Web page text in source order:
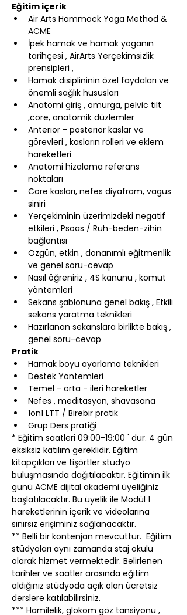
Eğitim içerik
Air Arts Hammock Yoga Method &
ACME
İpek hamak ve hamak yoganın
tarihçesi , AirArts Yerçekimsizlik
prensipleri ,
Hamak disiplininin özel faydaları ve
önemli sağlık hususları
Anatomi giriş , omurga, pelvic tilt
,core, anatomik düzlemler
Anterıor - posterıor kaslar ve
görevleri , kasların rolleri ve eklem
hareketleri
Anatomi hizalama referans
noktaları
Core kasları, nefes diyafram, vagus
siniri
Yerçekiminin üzerimizdeki negatif
etkileri , Psoas / Ruh-beden-zihin
bağlantısı
Özgün, etkin , donanımlı eğitmenlik
ve genel soru-cevap
Nasıl öğreniriz , 4S kanunu , komut
yöntemleri
Sekans şablonuna genel bakış , Etkili
sekans yaratma teknikleri
Hazırlanan sekanslara birlikte bakış ,
genel soru-cevap
Pratik
Hamak boyu ayarlama teknikleri
Destek Yöntemleri
Temel - orta - ileri hareketler
Nefes , meditasyon, shavasana
1on1 LTT / Birebir pratik
Grup Ders pratiği
* Eğitim saatleri 09:00-19:00 ' dur. 4 gün
eksiksiz katılım gereklidir. Eğitim
kitapçıkları ve tişörtler stüdyo
buluşmasında dağıtılacaktır. Eğitimin ilk
günü ACME dijital akademi üyeliğiniz
başlatılacaktır. Bu üyelik ile Modül 1
hareketlerinin içerik ve videolarına
sınırsız erişiminiz sağlanacaktır.
** Belli bir kontenjan mevcuttur.  Eğitim
stüdyoları aynı zamanda staj okulu
olarak hizmet vermektedir. Belirlenen
tarihler ve saatler arasında eğitim
aldığınız stüdyoda açık olan ücretsiz
derslere katılabilirsiniz.
*** Hamilelik, glokom göz tansiyonu ,